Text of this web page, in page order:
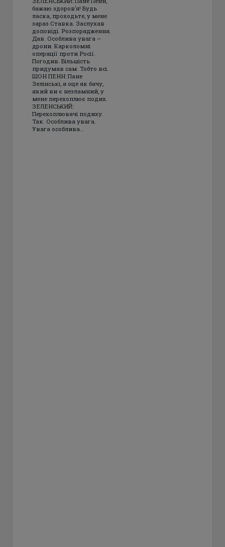
бажаю здоров’я! Будь
ласка, проходьте, у мене
зараз Ставка. Заслухав
доповіді. Розпорядження.
Дав. Особлива увага –
дрони. Карколомні
операції проти Росії.
Погодив. Більшість
придумав сам. Тобто всі.
ШОН ПЕНН: Пане
Зелінські, я оце як бачу,
який ви є незламний, у
мене перехоплює подих.
ЗЕЛЕНСЬКИЙ:
Перехоплювачі подиху.
Так. Особлива увага.
Увага особлива...